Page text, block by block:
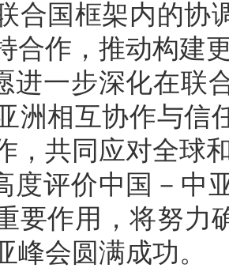
合国框架内的协
合作，推动构建
进一步深化在联
洲相互协作与信
，共同应对全球
度评价中国－中
要作用，将努力
峰会圆满成功。